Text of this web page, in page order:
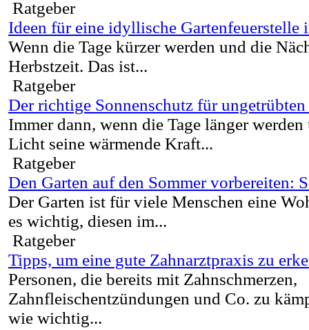
Ratgeber
Ideen für eine idyllische Gartenfeuerstelle
Wenn die Tage kürzer werden und die
Herbstzeit. Das ist...
Ratgeber
Der richtige Sonnenschutz für
Immer dann, wenn die Tage länger
Licht seine wärmende Kraft...
Ratgeber
Den Garten auf den Sommer vorbereiten:
Der Garten ist für viele Menschen eine
es wichtig, diesen im...
Ratgeber
Tipps, um eine gute Zahnarztpraxis zu
Personen, die bereits mit Zahnschmerzen,
Zahnfleischentzündungen und Co. zu
wie wichtig...